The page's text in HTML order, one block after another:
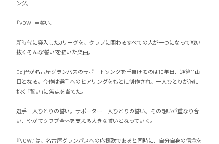
ング。
「VOW」＝誓い。
新時代に突入したJリーグを、クラブに関わるすべての人が一つになって戦い
抜く――そんな"誓い"を描いた楽曲。
Qaijffが名古屋グランパスのサポートソングを手掛けるのは10年目、通算11曲
目となる。今作は選手へのヒアリングをもとに制作され、一人ひとりが胸に
抱く「誓い」に焦点を当てた。
選手一人ひとりの誓い。サポーター一人ひとりの誓い。その想いが重なり合
い、やがてクラブ全体を支える大きな誓いとなっていく。
『VOW』は、名古屋グランパスへの応援歌であると同時に、自分自身の信念を